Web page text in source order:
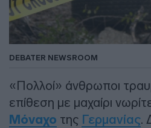
DEBATER NEWSROOM
«Πολλοί» άνθρωποι
επίθεση με μαχαίρι
Μόναχο της Γερμανίας.